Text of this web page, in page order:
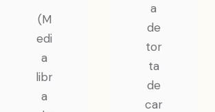
(M
edi
a
libr
a
a
de
tor
ta
de
car